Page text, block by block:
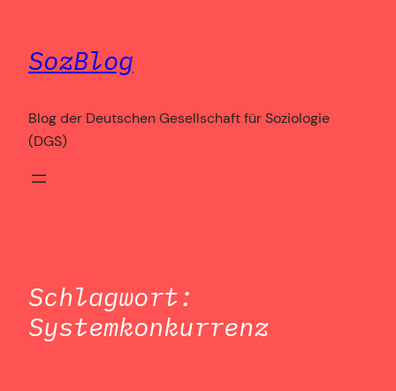
springen
SozBlog
Blog der Deutschen Gesellschaft für Soziologie
(DGS)
Schlagwort:
Systemkonkurrenz